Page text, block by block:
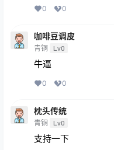
0 0
咖啡豆调皮
青铜 Lv0
牛逼
0 0
枕头传统
青铜 Lv0
支持一下